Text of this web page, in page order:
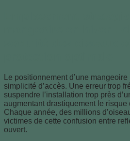
Le positionnement d’une
simplicité d’accès. Une erreur trop
suspendre l’installation trop près
augmentant drastiquement le
Chaque année, des millions
victimes de cette confusion entre
ouvert.